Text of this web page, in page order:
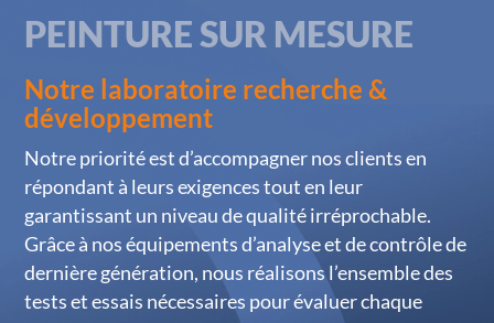
PEINTURE SUR MESURE
Notre laboratoire recherche &
développement
Notre priorité est d’accompagner nos clients en
répondant à leurs exigences tout en leur
garantissant un niveau de qualité irréprochable.
Grâce à nos équipements d’analyse et de contrôle de
dernière génération, nous réalisons l’ensemble des
tests et essais nécessaires pour évaluer chaque